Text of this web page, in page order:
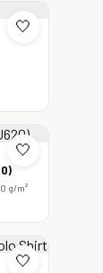
🤍
🤍
g/m²
🤍